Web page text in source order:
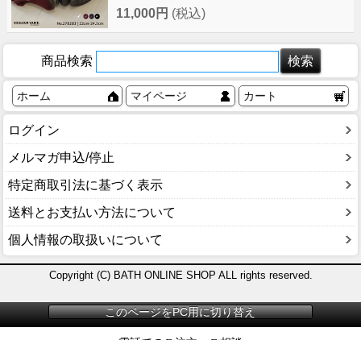
11,000円 (税込)
商品検索
ホーム マイページ カート
ログイン
メルマガ申込/停止
特定商取引法に基づく表示
送料とお支払い方法について
個人情報の取扱いについて
Copyright (C) BATH ONLINE SHOP ALL rights reserved.
このページをPC用に切り替え